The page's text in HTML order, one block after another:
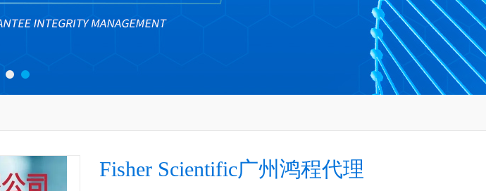
Fisher Scientific广州鸿程代理